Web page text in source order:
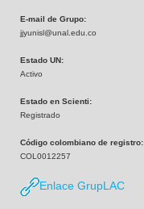
E-mail de Grupo:
jjyunisl@unal.edu.co
Estado UN:
Activo
Estado en Scienti:
Registrado
Código colombiano de registro:
COL0012257
Enlace GrupLAC